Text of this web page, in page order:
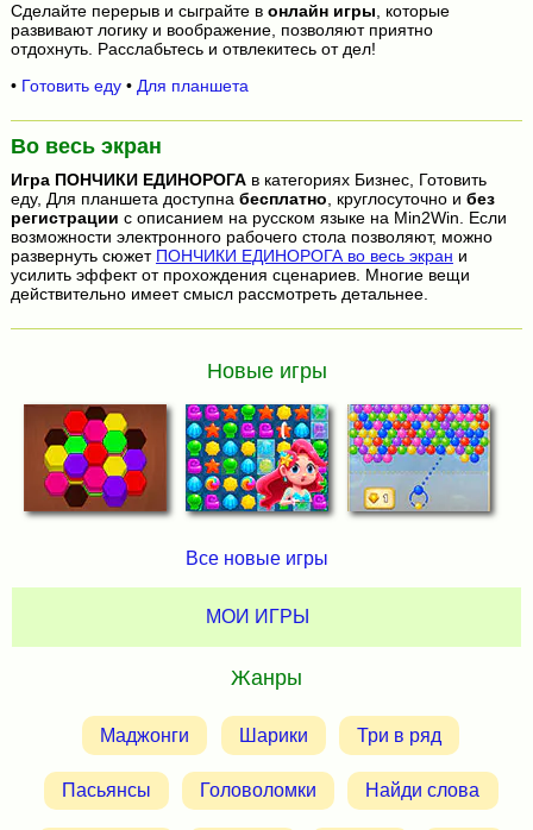
Сделайте перерыв и сыграйте в онлайн игры, которые
развивают логику и воображение, позволяют приятно
отдохнуть. Расслабьтесь и отвлекитесь от дел!
• Готовить еду• Для планшета
Во весь экран
Игра ПОНЧИКИ ЕДИНОРОГАв категориях Бизнес, Готовить
еду, Для планшета доступна бесплатно , круглосуточно и без
регистрации с описанием на русском языке на Min2Win. Если
возможности электронного рабочего стола позволяют, можно
развернуть сюжет ПОНЧИКИ ЕДИНОРОГА во весь экран и
усилить эффект от прохождения сценариев. Многие вещи
действительно имеет смысл рассмотреть детальнее.
Новые игры
Все новые игры
МОИ ИГРЫ
Жанры
Маджонги Шарики Три в ряд
Пасьянсы Головоломки Найди слова